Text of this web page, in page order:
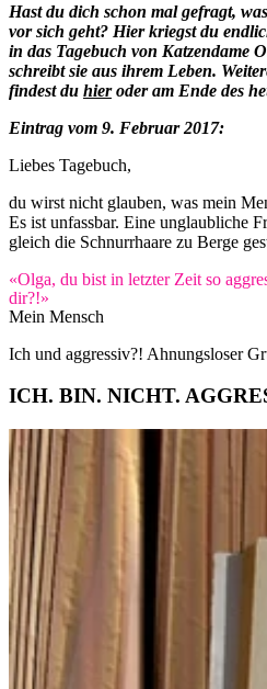
Hast du dich schon mal gefragt,
vor sich geht? Hier kriegst du
in das Tagebuch von Katzendame
schreibt sie aus ihrem Leben.
findest du hieroder am Ende des
Eintrag vom 9. Februar 2017:
Liebes Tagebuch,
du wirst nicht glauben, was mein
Es ist unfassbar. Eine unglaubliche
gleich die Schnurrhaare zu Berge
«Olga, du bist in letzter Zeit so
dir?!»
Mein Mensch
Ich und aggressiv?! Ahnungsloser
ICH. BIN. NICHT.